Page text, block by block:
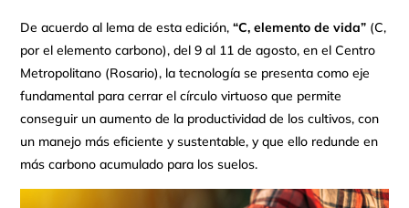
De acuerdo al lema de esta edición, “C, elemento de vida” (C,
por el elemento carbono), del 9 al 11 de agosto, en el Centro
Metropolitano (Rosario), la tecnología se presenta como eje
fundamental para cerrar el círculo virtuoso que permite
conseguir un aumento de la productividad de los cultivos, con
un manejo más eficiente y sustentable, y que ello redunde en
más carbono acumulado para los suelos.